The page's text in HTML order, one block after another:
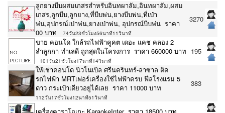
ลูกยางบีบผสมเกสรสำหรับอินทผาลัม,อินทผาลัม,ผสม
เกสร,ลูกบีบ,ลูกยาง,ที่บีบพ่น,ยางบีบพ่น,ที่เป่า
พ่น,อุปกรณ์เป่าพ่น,ยางเป่าพ่น, อุปกรณ์บีบพ่น ราคา
00 บาท
74วัน23ชั่วโมง56นาที11วินาที
3270
ขาย คอนโด ใกล้รถไฟฟ้าคูคต เดอะ แคช คลอง 2
ลำลูกกา ทำเลดี ถูกสุดในโครงการ ราคา 660000 บาท
101วัน21ชั่วโมง17นาที14วินาที
195
ให้เช่าคอนโด นิวโนเบิล ศรีนครินทร์-ลาซาล ติด
รถไฟฟ้า MRTเฟอร์เครื่องใช้ไฟฟ้าครบ ฟีลโรงแรม 5
ดาว กระเป๋าเดียวอยู่ได้เลย ราคา 11000 บาท
112วัน17ชั่วโมง12นาที51วินาที
383